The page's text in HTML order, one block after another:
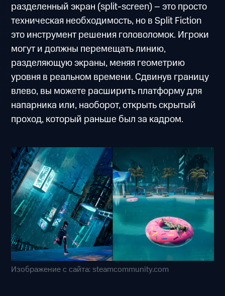
разделенный экран (split-screen) – это просто
техническая необходимость, но в Split Fiction
это инструмент решения головоломок. Игроки
могут и должны перемещать линию,
разделяющую экраны, меняя геометрию
уровня в реальном времени. Сдвинув границу
влево, вы можете расширить платформу для
напарника или, наоборот, открыть скрытый
проход, который раньше был за кадром.
Изображение с сайта: steamcommunity.com